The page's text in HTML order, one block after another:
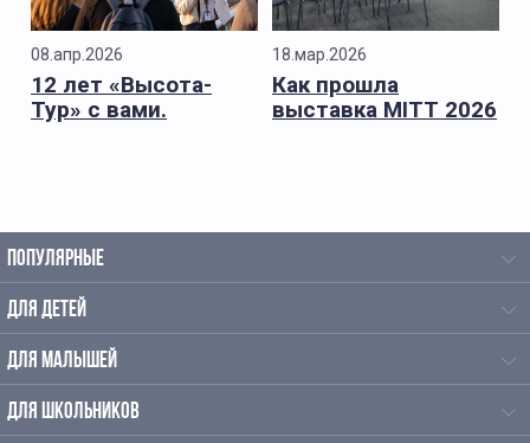
08.апр.2026
12 лет «Высота-
Тур» с вами.
18.мар.2026
Как прошла
выставка MITT 2026
ПОПУЛЯРНЫЕ
ДЛЯ ДЕТЕЙ
ДЛЯ МАЛЫШЕЙ
ДЛЯ ШКОЛЬНИКОВ